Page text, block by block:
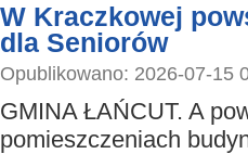
W Kraczkowej
dla Seniorów
Opublikowano: 2026-07-15
GMINA ŁAŃCUT. A
pomieszczeniach